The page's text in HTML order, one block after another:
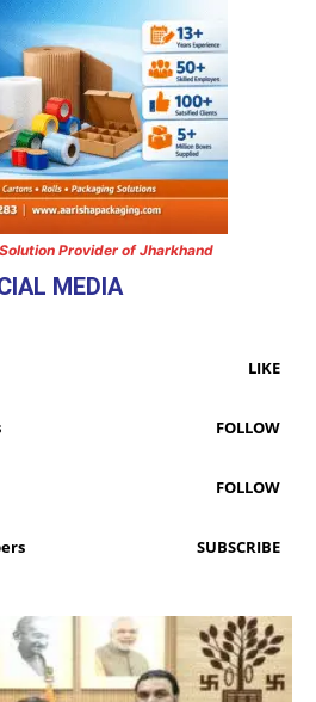
Provider of Jharkhand
MEDIA
LIKE
FOLLOW
FOLLOW
SUBSCRIBE